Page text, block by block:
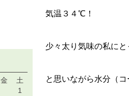
気温３４℃！
少々太り気味の私に
と思いながら水分（
金
土
1